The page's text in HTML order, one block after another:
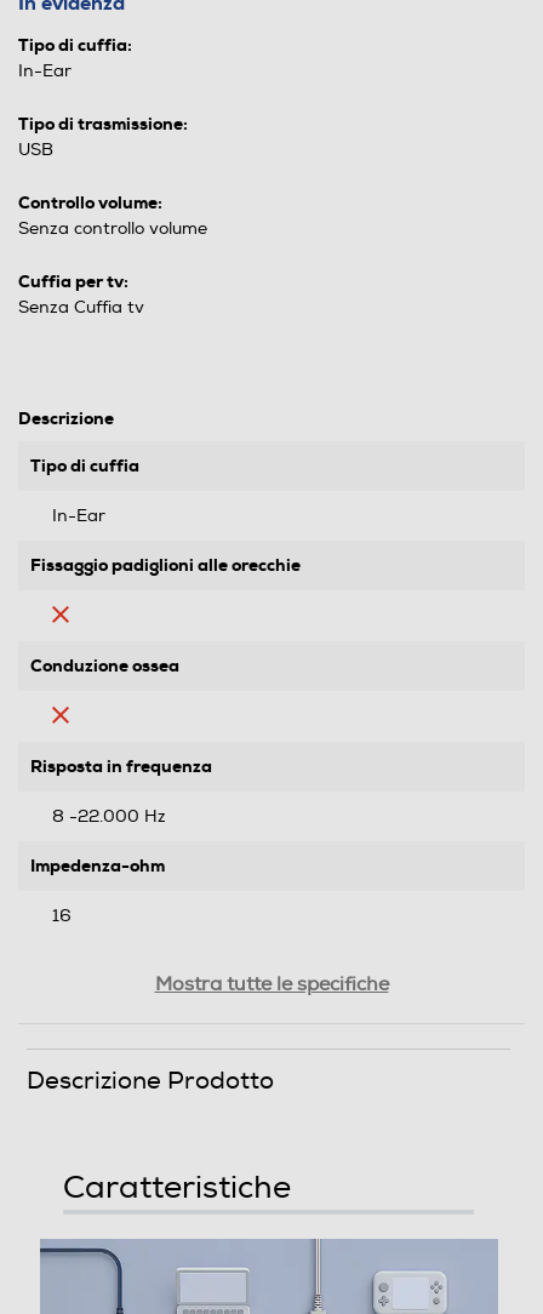
Tipo di cuffia:
In-Ear
Tipo di trasmissione:
USB
Controllo volume:
Senza controllo volume
Cuffia per tv:
Senza Cuffia tv
Descrizione
Tipo di cuffia
In-Ear
Fissaggio padiglioni alle orecchie
Conduzione ossea
Risposta in frequenza
8 -22.000 Hz
Impedenza-ohm
16
Controllo volume
Mostra tutte le specifiche
Descrizione Prodotto
Caratteristiche